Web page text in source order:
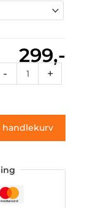
299,-
- +
handlekurv